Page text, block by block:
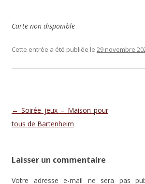
Carte non disponible
Cette entrée a été publiée le 29 novembre
Navigation des articles
← Soirée jeux – Maison pour
tous de Bartenheim
Laisser un commentaire
Votre adresse e-mail ne sera pas